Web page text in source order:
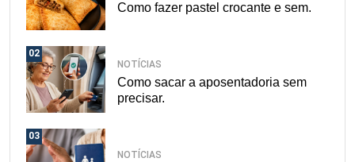
Como fazer pastel crocante e sem.
02
NOTÍCIAS
Como sacar a aposentadoria sem
precisar.
03
NOTÍCIAS